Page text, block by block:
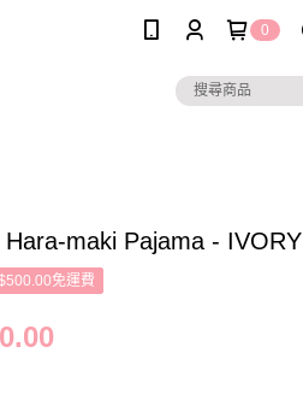
0
maki Pajama - IVORY
免運費